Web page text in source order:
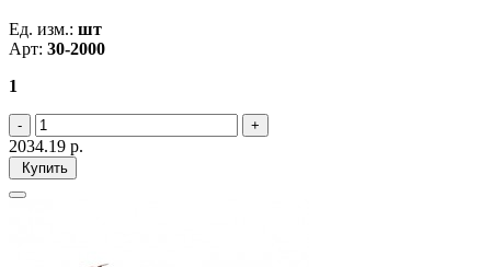
Ед. изм.: шт
Арт: 30-2000
1
2034.19 р.
Купить